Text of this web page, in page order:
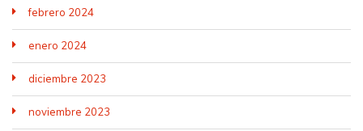
febrero 2024
enero 2024
diciembre 2023
noviembre 2023